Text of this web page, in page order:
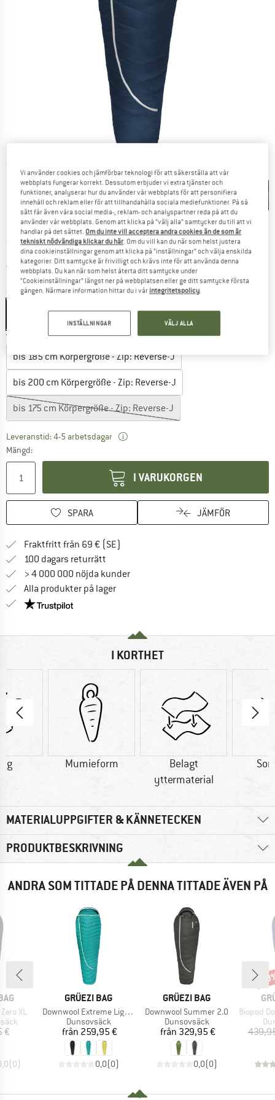
Pris:
från319,95€ inkl. moms
KR3.495,13
Fraktfri (SE)Sverige. Information om fraktkostnader. Öppnas
Färg:Blue Ashes
Välj variant:
bis 185 cm Körpergröße - Zip: Reverse-J
bis 200 cm Körpergröße - Zip: Reverse-J
bis 175 cm Körpergröße - Zip: Reverse-J
Leveranstid: 4-5 arbetsdagar
Mängd:
I VARUKORGEN
SPARA JÄMFÖR
Fraktfritt från 69 € (SE)
100 dagars returrätt
> 4 000 000 nöjda kunder
Alla produkter på lager
Trust Pilot-garanti - hitta all information här!
I KORTHET
g Mumieform
Belagt
yttermaterial
MATERIALUPPGIFTER & KÄNNETECKEN
PRODUKTBESKRIVNING
ANDRA SOM TITTADE PÅ DENNA TITTADE ÄVEN PÅ
XL
€
(0)
VARUMÄRKE
GRÜEZI BAG
Produkter
Downwool Extreme Light 2.0
Produktgrupp
Dunsovsäck
Pris
från 259,95 €
0,0(0)
VARUMÄRKE
GRÜEZI BAG
Produkter
Downwool Summer 2.0
Produktgrupp
Dunsovsäck
Pris
från 329,95 €
0,0(0)
Produkter
Biopod
Vi använder cookies och jämförbar teknologi för att säkerställa att vår
webbplats fungerar korrekt. Dessutom erbjuder vi extra tjänster och
funktioner, analyserar hur du använder vår webbplats för att personifiera
innehåll och reklam eller för att tillhandahålla sociala mediefunktioner. På så
sätt får även våra social media-, reklam- och analyspartner reda på att du
använder vår webbplats. Genom att klicka på ”välj alla” samtycker du till att vi
handlar på det sättet. Om du inte vill acceptera andra cookies än de som är
tekniskt nödvändiga klickar du här. Om du vill kan du när som helst justera
dina cookieinställningar genom att klicka på ”inställningar” och välja enskilda
kategorier. Ditt samtycke är frivilligt och krävs inte för att använda denna
webbplats. Du kan när som helst återta ditt samtycke under
”Cookieinställningar” längst ner på webbplatsen eller ge ditt samtycke första
gången. Närmare information hittar du i vår integritetspolicy.
INSTÄLLNINGAR VÄLJ ALLA